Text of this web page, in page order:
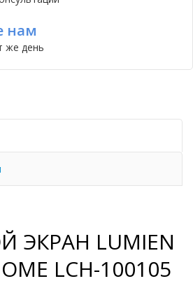
нам
же день
ЭКРАН LUMIEN
LCH-100105